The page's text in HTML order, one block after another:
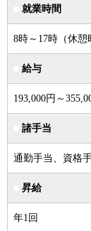
就業時間
8時～17時（休憩
給与
193,000円～
諸手当
通勤手当、資格
昇給
年1回